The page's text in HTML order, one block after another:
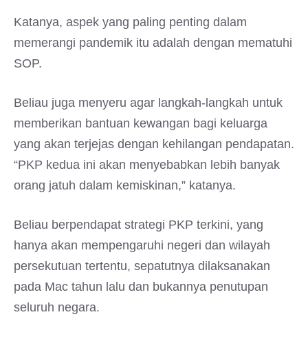
Katanya, aspek yang paling penting dalam
memerangi pandemik itu adalah dengan mematuhi
SOP.
Beliau juga menyeru agar langkah-langkah untuk
memberikan bantuan kewangan bagi keluarga
yang akan terjejas dengan kehilangan pendapatan.
“PKP kedua ini akan menyebabkan lebih banyak
orang jatuh dalam kemiskinan,” katanya.
Beliau berpendapat strategi PKP terkini, yang
hanya akan mempengaruhi negeri dan wilayah
persekutuan tertentu, sepatutnya dilaksanakan
pada Mac tahun lalu dan bukannya penutupan
seluruh negara.